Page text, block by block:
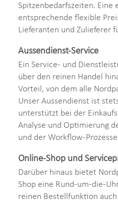
Spitzenbedarfszeiten. Eine
entsprechende flexible
Lieferanten und Zulieferer
Aussendienst-Service
Ein Service- und
über den reinen Handel
Vorteil, von dem alle
Unser Aussendienst ist
unterstützt bei der
Analyse und Optimierung
und der Workflow-
Online-Shop und
Darüber hinaus bietet
Shop eine Rund-um-die-
reinen Bestellfunktion